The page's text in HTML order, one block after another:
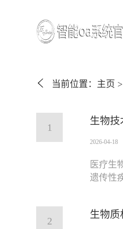
当前位置： 主页 >
1
生物技
2026-04-18
医疗生
遗传性
2
生物质